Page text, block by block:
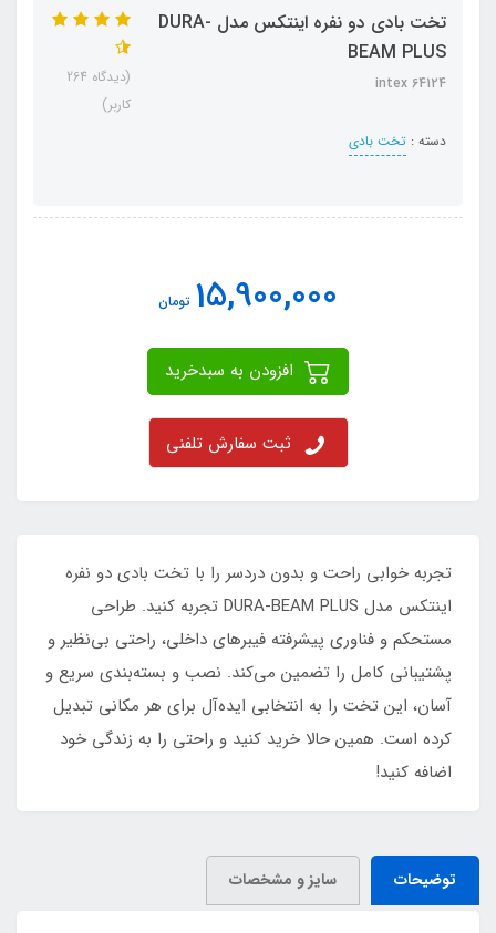
تخت بادی دو نفره اینتکس مدل DURA-
BEAM PLUS
intex 64124
دسته : تخت بادی
(دیدگاه 264
کاربر)
15,900,000 تومان
ثبت سفارش تلفنی
تجربه خوابی راحت و بدون دردسر را با تخت بادی دو نفره
اینتکس مدل DURA-BEAM PLUS تجربه کنید. طراحی
مستحکم و فناوری پیشرفته فیبرهای داخلی، راحتی بی‌نظیر و
پشتیبانی کامل را تضمین می‌کند. نصب و بسته‌بندی سریع و
آسان، این تخت را به انتخابی ایده‌آل برای هر مکانی تبدیل
کرده است. همین حالا خرید کنید و راحتی را به زندگی خود
اضافه کنید!
توضیحات سایز و مشخصات